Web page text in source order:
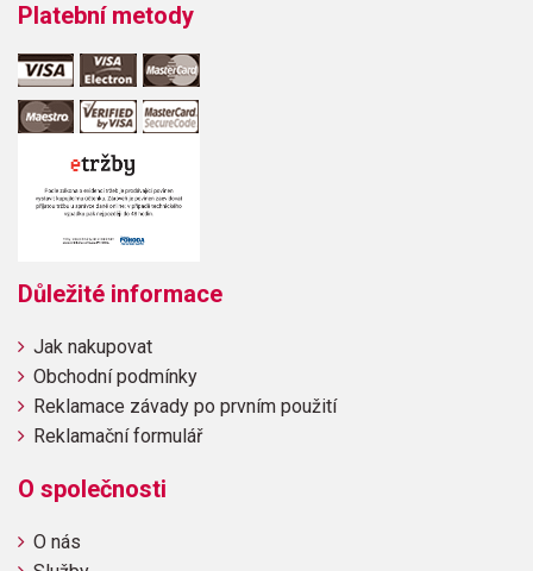
Platební metody
Důležité informace
Jak nakupovat
Obchodní podmínky
Reklamace závady po prvním použití
Reklamační formulář
O společnosti
O nás